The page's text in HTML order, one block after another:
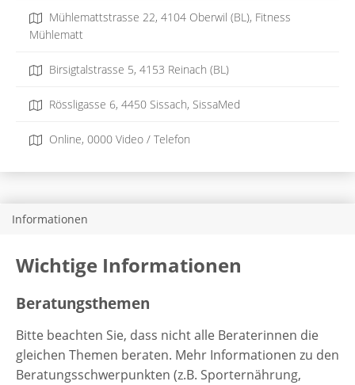
Mühlemattstrasse 22, 4104 Oberwil (BL), Fitness
Mühlematt
Birsigtalstrasse 5, 4153 Reinach (BL)
Rössligasse 6, 4450 Sissach, SissaMed
Online, 0000 Video / Telefon
Informationen
Wichtige Informationen
Beratungsthemen
Bitte beachten Sie, dass nicht alle Beraterinnen die
gleichen Themen beraten. Mehr Informationen zu den
Beratungsschwerpunkten (z.B. Sporternährung,